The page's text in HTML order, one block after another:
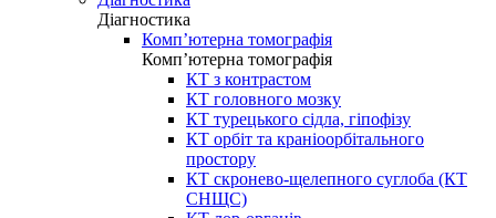
Діагностика
Комп’ютерна томографія
Комп’ютерна томографія
КТ з контрастом
КТ головного мозку
КТ турецького сідла, гіпофізу
КТ орбіт та краніоорбітального
простору
КТ скронево-щелепного суглоба (КТ
СНЩС)